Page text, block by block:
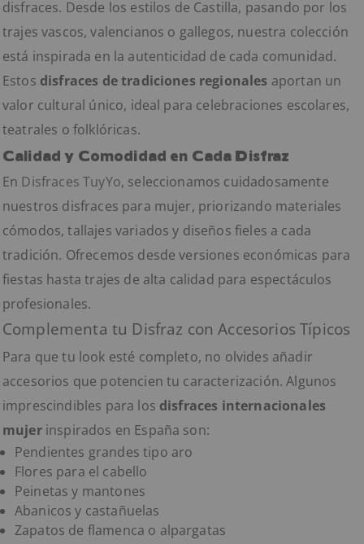
disfraces. Desde los estilos de Castilla, pasando por los
trajes vascos, valencianos o gallegos, nuestra colección
está inspirada en la autenticidad de cada comunidad.
Estos disfraces de tradiciones regionales aportan un
valor cultural único, ideal para celebraciones escolares,
teatrales o folklóricas.
Calidad y Comodidad en Cada Disfraz
En Disfraces TuyYo, seleccionamos cuidadosamente
nuestros disfraces para mujer, priorizando materiales
cómodos, tallajes variados y diseños fieles a cada
tradición. Ofrecemos desde versiones económicas para
fiestas hasta trajes de alta calidad para espectáculos
profesionales.
Complementa tu Disfraz con Accesorios Típicos
Para que tu look esté completo, no olvides añadir
accesorios que potencien tu caracterización. Algunos
imprescindibles para los disfraces internacionales
mujerinspirados en España son:
Pendientes grandes tipo aro
Flores para el cabello
Peinetas y mantones
Abanicos y castañuelas
Zapatos de flamenca o alpargatas